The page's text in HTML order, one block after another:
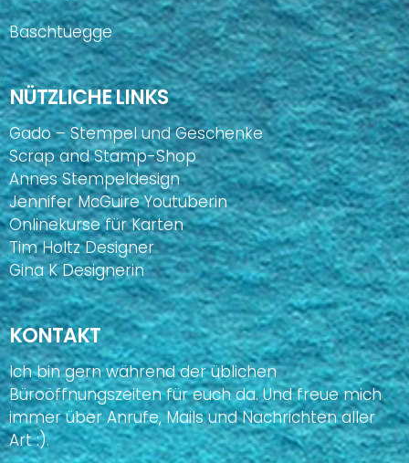
Baschtuegge
NÜTZLICHE LINKS
Gado – Stempel und Geschenke
Scrap and Stamp-Shop
Annes Stempeldesign
Jennifer McGuire Youtuberin
Onlinekurse für Karten
Tim Holtz Designer
Gina K Designerin
KONTAKT
Ich bin gern während der üblichen
Büroöffnungszeiten für euch da. Und freue mich
immer über Anrufe, Mails und Nachrichten aller
Art :).